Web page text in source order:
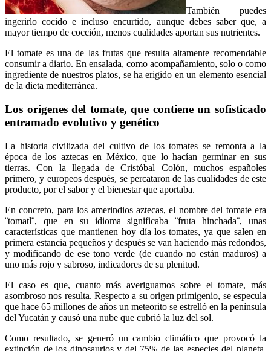
También puedes
ingerirlo cocido e incluso encurtido, aunque debes saber que, a
mayor tiempo de cocción, menos cualidades aportan sus nutrientes.
El tomate es una de las frutas que resulta altamente recomendable
consumir a diario. En ensalada, como acompañamiento, solo o como
ingrediente de nuestros platos, se ha erigido en un elemento esencial
de la dieta mediterránea.
Los orígenes del tomate, que contiene un sofisticado
entramado evolutivo y genético
La historia civilizada del cultivo de los tomates se remonta a la
época de los aztecas en México, que lo hacían germinar en sus
tierras. Con la llegada de Cristóbal Colón, muchos españoles
primero, y europeos después, se percataron de las cualidades de este
producto, por el sabor y el bienestar que aportaba.
En concreto, para los amerindios aztecas, el nombre del tomate era
¨tomatl¨, que en su idioma significaba ¨fruta hinchada¨, unas
características que mantienen hoy día los tomates, ya que salen en
primera estancia pequeños y después se van haciendo más redondos,
y modificando de ese tono verde (de cuando no están maduros) a
uno más rojo y sabroso, indicadores de su plenitud.
El caso es que, cuanto más averiguamos sobre el tomate, más
asombroso nos resulta. Respecto a su origen primigenio, se especula
que hace 65 millones de años un meteorito se estrelló en la península
del Yucatán y causó una nube que cubrió la luz del sol.
Como resultado, se generó un cambio climático que provocó la
extinción de los dinosaurios y del 75% de las especies del planeta.